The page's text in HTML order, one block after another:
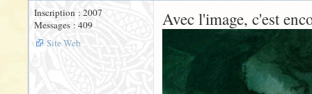
Inscription : 2007
Messages : 409
Site Web
Avec l'image, c'est